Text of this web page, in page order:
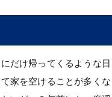
だけ帰ってくるような
家を空けることが多く